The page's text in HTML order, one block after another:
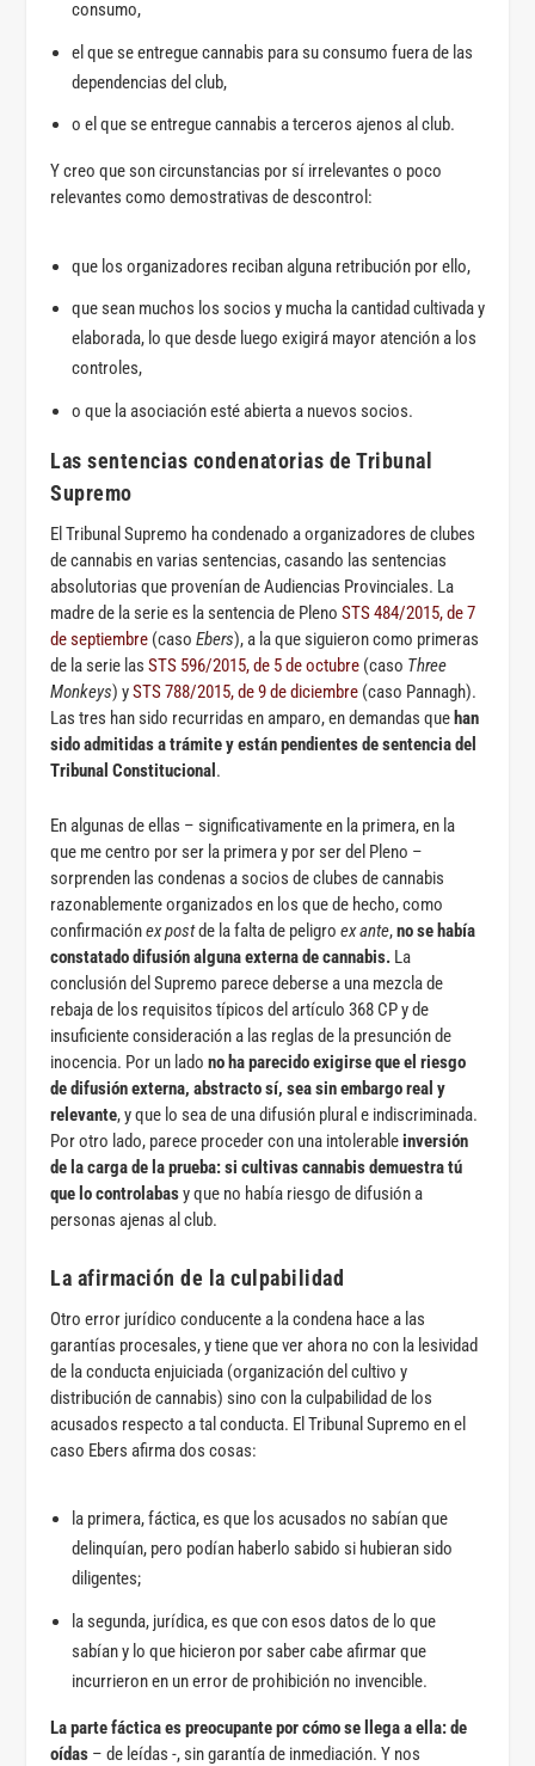
consumo,
el que se entregue cannabis para su consumo fuera de las
dependencias del club,
o el que se entregue cannabis a terceros ajenos al club.
Y creo que son circunstancias por sí irrelevantes o poco
relevantes como demostrativas de descontrol:
que los organizadores reciban alguna retribución por ello,
que sean muchos los socios y mucha la cantidad cultivada y
elaborada, lo que desde luego exigirá mayor atención a los
controles,
o que la asociación esté abierta a nuevos socios.
Las sentencias condenatorias de Tribunal
Supremo
El Tribunal Supremo ha condenado a organizadores de clubes
de cannabis en varias sentencias, casando las sentencias
absolutorias que provenían de Audiencias Provinciales. La
madre de la serie es la sentencia de Pleno STS 484/2015, de 7
de septiembre (casoEbers), a la que siguieron como primeras
de la serie las STS 596/2015, de 5 de octubre (caso Three
Monkeys) ySTS 788/2015, de 9 de diciembre (caso Pannagh).
Las tres han sido recurridas en amparo, en demandas que han
sido admitidas a trámite y están pendientes de sentencia del
Tribunal Constitucional .
En algunas de ellas – significativamente en la primera, en la
que me centro por ser la primera y por ser del Pleno –
sorprenden las condenas a socios de clubes de cannabis
razonablemente organizados en los que de hecho, como
confirmaciónex postde la falta de peligroex ante,no se había
constatado difusión alguna externa de cannabis. La
conclusión del Supremo parece deberse a una mezcla de
rebaja de los requisitos típicos del artículo 368 CP y de
insuficiente consideración a las reglas de la presunción de
inocencia. Por un ladono ha parecido exigirse que el riesgo
de difusión externa, abstracto sí, sea sin embargo real y
relevante, y que lo sea de una difusión plural e indiscriminada.
Por otro lado, parece proceder con una intolerableinversión
de la carga de la prueba: si cultivas cannabis demuestra tú
que lo controlabasy que no había riesgo de difusión a
personas ajenas al club.
La afirmación de la culpabilidad
Otro error jurídico conducente a la condena hace a las
garantías procesales, y tiene que ver ahora no con la lesividad
de la conducta enjuiciada (organización del cultivo y
distribución de cannabis) sino con la culpabilidad de los
acusados respecto a tal conducta. El Tribunal Supremo en el
caso Ebers afirma dos cosas:
la primera, fáctica, es que los acusados no sabían que
delinquían, pero podían haberlo sabido si hubieran sido
diligentes;
la segunda, jurídica, es que con esos datos de lo que
sabían y lo que hicieron por saber cabe afirmar que
incurrieron en un error de prohibición no invencible.
La parte fáctica es preocupante por cómo se llega a ella: de
oídas – de leídas -, sin garantía de inmediación. Y nos